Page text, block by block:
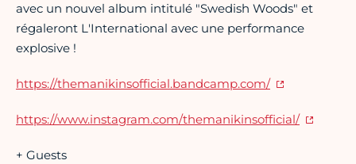
avec un nouvel album intitulé "Swedish Woods" et
régaleront L'International avec une performance
explosive !
https://themanikinsofficial.bandcamp.com/
https://www.instagram.com/themanikinsofficial/
+ Guests